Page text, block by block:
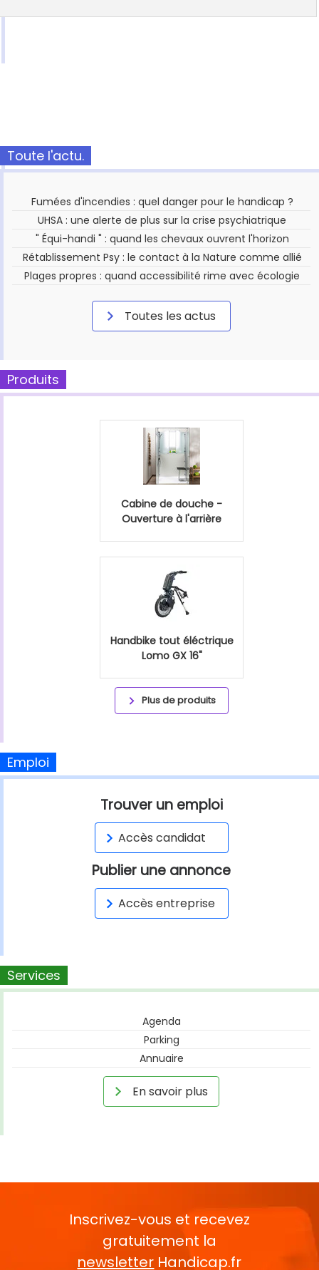
Toute l'actu.
Fumées d'incendies : quel danger pour le handicap ?
UHSA : une alerte de plus sur la crise psychiatrique
" Équi-handi " : quand les chevaux ouvrent l'horizon
Rétablissement Psy : le contact à la Nature comme allié
Plages propres : quand accessibilité rime avec écologie
Toutes les actus
Produits
Cabine de douche -
Ouverture à l'arrière
Handbike tout éléctrique
Lomo GX 16"
Plus de produits
Emploi
Trouver un emploi
Accès candidat
Publier une annonce
Accès entreprise
Services
Agenda
Parking
Annuaire
En savoir plus
Inscrivez-vous et recevez
gratuitement la
newsletter Handicap.fr